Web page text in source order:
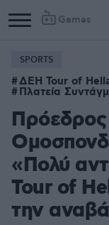
Games
SPORTS
ΔΕΗ Tour of
Πλατεία
«Πολύ
Tour of
την